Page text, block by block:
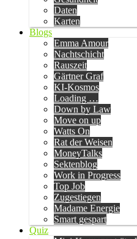
Daten
Karten
Blogs
Emma Amour
Nachtschicht
Rauszeit
Gärtner Graf
KI-Kosmos
Loading …
Down by Law
Move on up
Watts On
Rat der Weisen
MoneyTalks
Sektenblog
Work in Progress
Top Job
Zugestiegen
Madame Energie
Smart gespart
Quiz